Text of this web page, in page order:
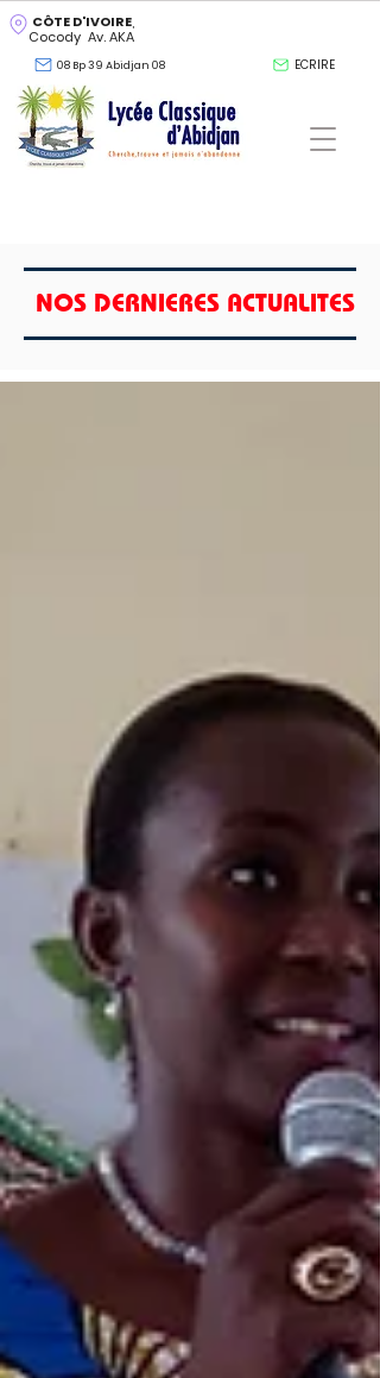
CÔTE D'IVOIRE
Cocody Av. AKA
08 Bp 39 Abidjan 08 ECRIRE
NOS DERNIERES ACTUALITES